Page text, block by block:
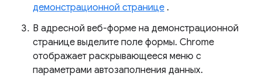
демонстрационной странице .
В адресной веб-форме на демонстрационной
странице выделите поле формы. Chrome
отображает раскрывающееся меню с
параметрами автозаполнения данных.